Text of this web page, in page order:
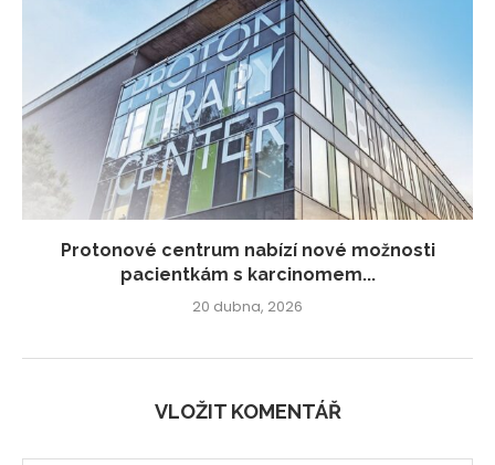
Protonové centrum nabízí nové možnosti
pacientkám s karcinomem...
20 dubna, 2026
VLOŽIT KOMENTÁŘ